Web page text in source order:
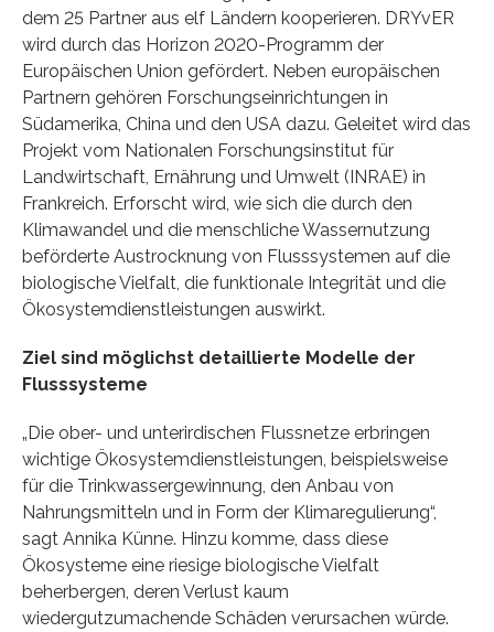
dem 25 Partner aus elf Ländern kooperieren. DRYvER
wird durch das Horizon 2020-Programm der
Europäischen Union gefördert. Neben europäischen
Partnern gehören Forschungseinrichtungen in
Südamerika, China und den USA dazu. Geleitet wird das
Projekt vom Nationalen Forschungsinstitut für
Landwirtschaft, Ernährung und Umwelt (INRAE) in
Frankreich. Erforscht wird, wie sich die durch den
Klimawandel und die menschliche Wassernutzung
beförderte Austrocknung von Flusssystemen auf die
biologische Vielfalt, die funktionale Integrität und die
Ökosystemdienstleistungen auswirkt.
Ziel sind möglichst detaillierte Modelle der
Flusssysteme
„Die ober- und unterirdischen Flussnetze erbringen
wichtige Ökosystemdienstleistungen, beispielsweise
für die Trinkwassergewinnung, den Anbau von
Nahrungsmitteln und in Form der Klimaregulierung“,
sagt Annika Künne. Hinzu komme, dass diese
Ökosysteme eine riesige biologische Vielfalt
beherbergen, deren Verlust kaum
wiedergutzumachende Schäden verursachen würde.